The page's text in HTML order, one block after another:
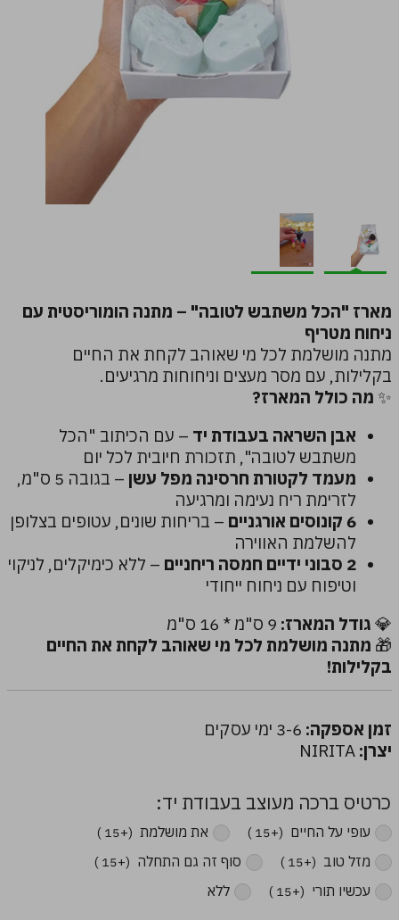
מארז "הכל משתבש לטובה" – מתנה הומוריסטית עם
ניחוח מטריף
מתנה מושלמת לכל מי שאוהב לקחת את החיים
בקלילות, עם מסר מעצים וניחוחות מרגיעים.
✨ מה כולל המארז?
אבן השראה בעבודת יד – עם הכיתוב "הכל
משתבש לטובה", תזכורת חיובית לכל יום
מעמד לקטורת חרסינה מפל עשן
– בגובה 5 ס"מ,
לזרימת ריח נעימה ומרגיעה
6 קונוסים אורגניים
– בריחות שונים, עטופים בצלופן
להשלמת האווירה
2 סבוני ידיים חמסה ריחניים
– ללא כימיקלים, לניקוי
וטיפוח עם ניחוח ייחודי
💎 גודל המארז:
🎁 מתנה מושלמת לכל מי שאוהב לקחת את החיים
בקלילות!
זמן אספקה: 3-6 ימי עסקים
יצרן: NIRITA
כרטיס ברכה מעוצב בעבודת יד:
עופי על החיים ‏ (+15 ₪) את מושלמת ‏ (+15 ₪)
מזל טוב ‏ (+15 ₪) סוף זה גם התחלה ‏ (+15 ₪)
עכשיו תורי ‏ (+15 ₪) ללא